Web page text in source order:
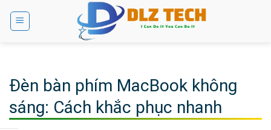
Đèn bàn phím MacBook không
sáng: Cách khắc phục nhanh